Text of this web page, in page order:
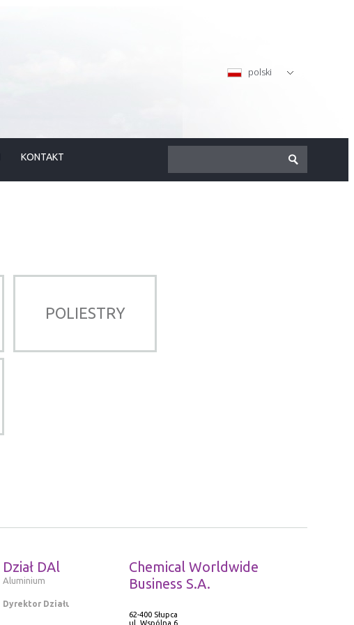
polski
KONTAKT
POLIESTRY
Dział DAl
Aluminium
Dyrektor Działu
Chemical Worldwide
Business S.A.
62-400 Słupca
ul. Wspólna 6